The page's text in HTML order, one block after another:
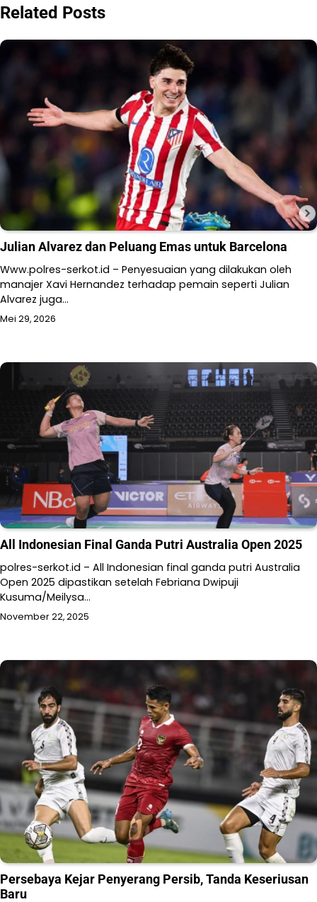
Related Posts
Julian Alvarez dan Peluang Emas untuk Barcelona
Www.polres-serkot.id – Penyesuaian yang dilakukan oleh
manajer Xavi Hernandez terhadap pemain seperti Julian
Alvarez juga…
Mei 29, 2026
All Indonesian Final Ganda Putri Australia Open 2025
polres-serkot.id – All Indonesian final ganda putri Australia
Open 2025 dipastikan setelah Febriana Dwipuji
Kusuma/Meilysa…
November 22, 2025
Persebaya Kejar Penyerang Persib, Tanda Keseriusan
Baru